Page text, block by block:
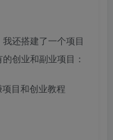
还搭建了一个项目
创业和副业项目：
目和创业教程